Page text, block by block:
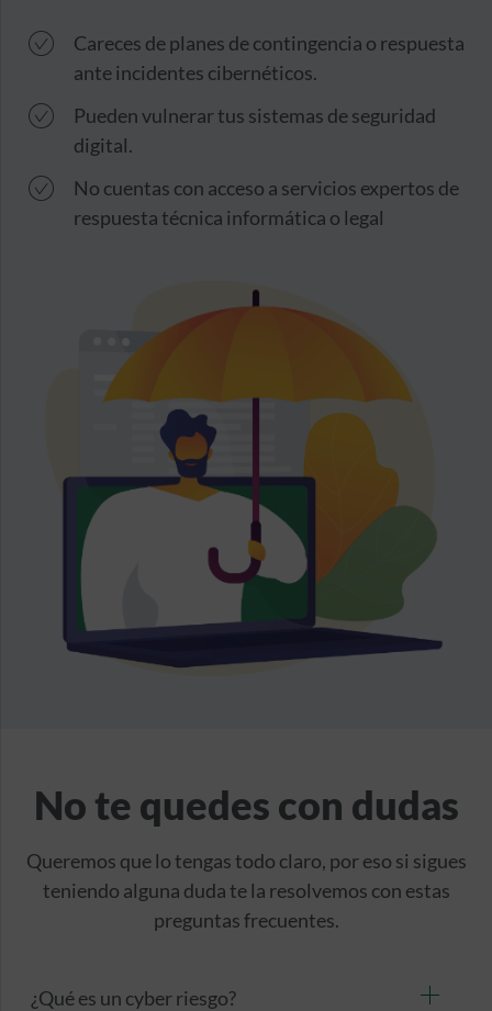
Careces de planes de contingencia o respuesta
ante incidentes cibernéticos.
Pueden vulnerar tus sistemas de seguridad
digital.
No cuentas con acceso a servicios expertos de
respuesta técnica informática o legal
No te quedes con dudas
Queremos que lo tengas todo claro, por eso si sigues
teniendo alguna duda te la resolvemos con estas
preguntas frecuentes.
¿Qué es un cyber riesgo?